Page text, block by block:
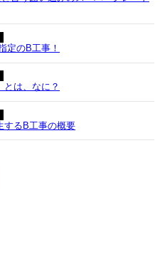
定のB工事！
とは、なに？
するB工事の概要